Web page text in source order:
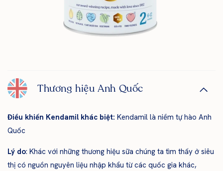
Thương hiệu Anh Quốc
Điều khiến Kendamil khác biệt: Kendamil là niềm tự hào Anh
Quốc
Lý do: Khác với những thương hiệu sữa chúng ta tìm thấy ở siêu
thị có nguồn nguyên liệu nhập khẩu từ các quốc gia khác,